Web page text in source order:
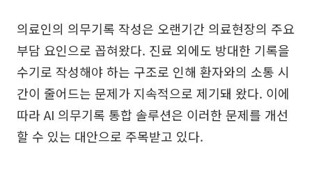
의료인의 의무기록 작성은 오랜기간 의료현장의 주요
부담 요인으로 꼽혀왔다. 진료 외에도 방대한 기록을
수기로 작성해야 하는 구조로 인해 환자와의 소통 시
간이 줄어드는 문제가 지속적으로 제기돼 왔다. 이에
따라 AI 의무기록 통합 솔루션은 이러한 문제를 개선
할 수 있는 대안으로 주목받고 있다.